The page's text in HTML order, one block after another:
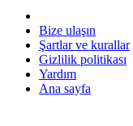
Bize ulaşın
Şartlar ve kurallar
Gizlilik politikası
Yardım
Ana sayfa